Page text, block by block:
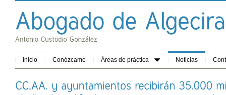
Inicio Conózcame Áreas de práctica Noticias